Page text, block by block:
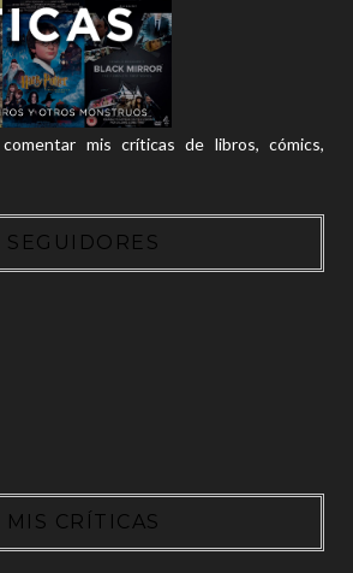
mis críticas de libros, cómics,
SEGUIDORES
MIS CRÍTICAS